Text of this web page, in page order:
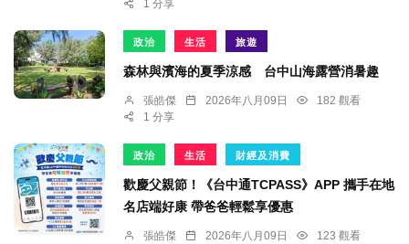
1 分享
政治 生活 旅遊
森林與濱海的夏季涼感 台中山海露營消暑趣
張皓傑 2026年八月09日
182 觀看
1 分享
政治 生活 財經及消費
歡慶父親節！《台中通TCPASS》APP 攜手在地
名店端好康 帶爸爸輕鬆享優惠
張皓傑 2026年八月09日
123 觀看